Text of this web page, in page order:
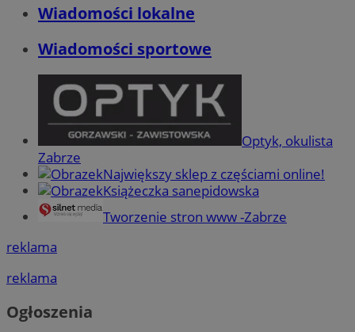
Wiadomości lokalne
Wiadomości sportowe
Optyk, okulista
Zabrze
Największy sklep z częściami online!
Książeczka sanepidowska
Tworzenie stron www -Zabrze
reklama
reklama
Ogłoszenia